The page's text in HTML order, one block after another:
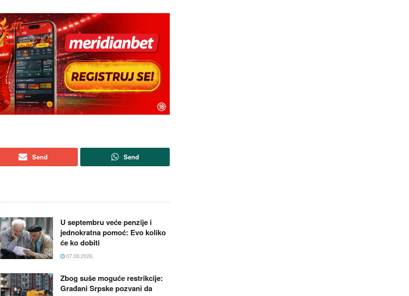
Send Send
U septembru veće penzije i
jednokratna pomoć: Evo koliko
će ko dobiti
07.08.2026.
Zbog suše mogućе restrikcije:
Građani Srpske pozvani da